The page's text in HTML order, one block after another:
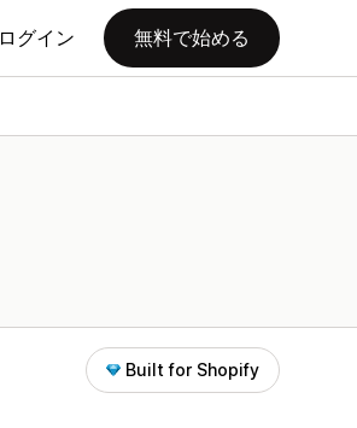
ログイン 無料で始める
Built for Shopify